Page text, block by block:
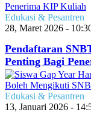
Edukasi & Pesantren
28, Maret 2026 -
Pendaftaran
Penting Bagi
Edukasi & Pesantren
13, Januari 2026 -